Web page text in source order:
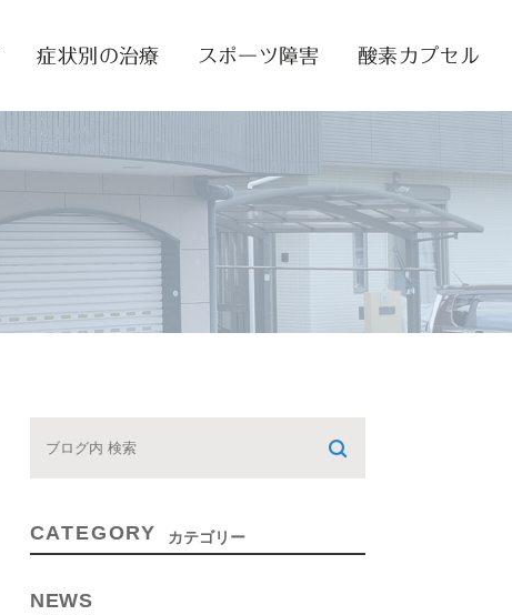
症状別の治療 スポーツ障害 酸素カプセル
CATEGORY カテゴリー
NEWS